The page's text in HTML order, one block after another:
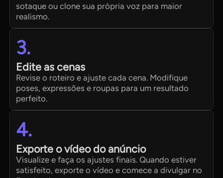
sotaque ou clone sua própria voz para maior
realismo.
3.
Edite as cenas
Revise o roteiro e ajuste cada cena. Modifique
poses, expressões e roupas para um resultado
perfeito.
4.
Exporte o vídeo do anúncio
Visualize e faça os ajustes finais. Quando estiver
satisfeito, exporte o vídeo e comece a divulgar no